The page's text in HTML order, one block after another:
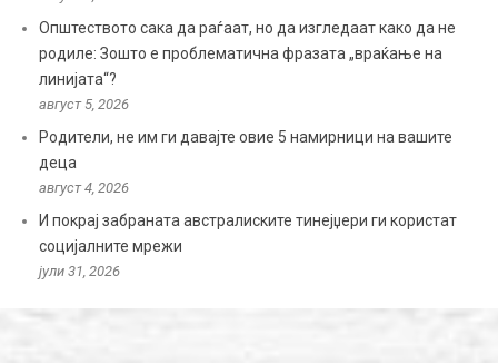
Општеството сака да раѓаат, но да изгледаат како да не
родиле: Зошто е проблематична фразата „враќање на
линијата“?
август 5, 2026
Родители, не им ги давајте овие 5 намирници на вашите
деца
август 4, 2026
И покрај забраната австралиските тинејџери ги користат
социјалните мрежи
јули 31, 2026